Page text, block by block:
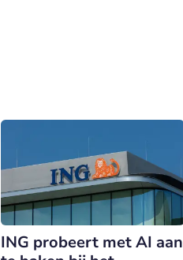
ING probeert met AI aan